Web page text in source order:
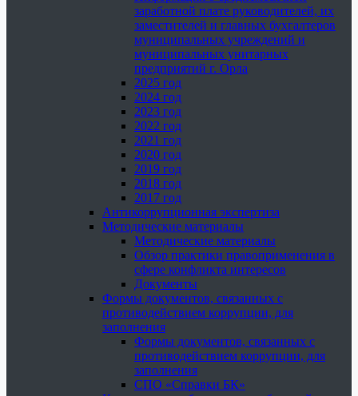
заработной плате руководителей, их
заместителей и главных бухгалтеров
муниципальных учреждений и
муниципальных унитарных
предприятий г. Орла
2025 год
2024 год
2023 год
2022 год
2021 год
2020 год
2019 год
2018 год
2017 год
Антикоррупционная экспертиза
Методические материалы
Методические материалы
Обзор практики правоприменения в
сфере конфликта интересов
Документы
Формы документов, связанных с
противодействием коррупции, для
заполнения
Формы документов, связанных с
противодействием коррупции, для
заполнения
СПО «Справки БК»